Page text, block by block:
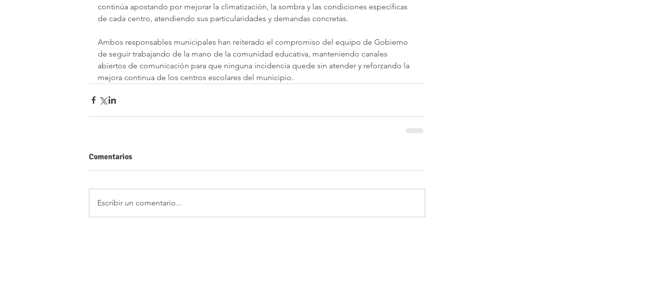
continúa apostando por mejorar la climatización, la sombra y las condiciones específicas
de cada centro, atendiendo sus particularidades y demandas concretas.
Ambos responsables municipales han reiterado el compromiso del equipo de Gobierno
de seguir trabajando de la mano de la comunidad educativa, manteniendo canales
abiertos de comunicación para que ninguna incidencia quede sin atender y reforzando la
mejora continua de los centros escolares del municipio.
Comentarios
Escribir un comentario...